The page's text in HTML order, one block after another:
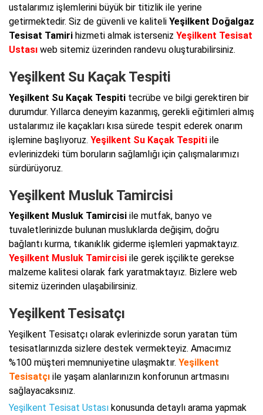
ustalarımız işlemlerini büyük bir titizlik ile yerine
getirmektedir. Siz de güvenli ve kaliteli Yeşilkent Doğalgaz
Tesisat Tamiri hizmeti almak isterseniz Yeşilkent Tesisat
Ustası web sitemiz üzerinden randevu oluşturabilirsiniz.
Yeşilkent Su Kaçak Tespiti
Yeşilkent Su Kaçak Tespiti tecrübe ve bilgi gerektiren bir
durumdur. Yıllarca deneyim kazanmış, gerekli eğitimleri almış
ustalarımız ile kaçakları kısa sürede tespit ederek onarım
işlemine başlıyoruz. Yeşilkent Su Kaçak Tespiti ile
evlerinizdeki tüm boruların sağlamlığı için çalışmalarımızı
sürdürüyoruz.
Yeşilkent Musluk Tamircisi
Yeşilkent Musluk Tamircisi ile mutfak, banyo ve
tuvaletlerinizde bulunan musluklarda değişim, doğru
bağlantı kurma, tıkanıklık giderme işlemleri yapmaktayız.
Yeşilkent Musluk Tamircisi ile gerek işçilikte gerekse
malzeme kalitesi olarak fark yaratmaktayız. Bizlere web
sitemiz üzerinden ulaşabilirsiniz.
Yeşilkent Tesisatçı
Yeşilkent Tesisatçı olarak evlerinizde sorun yaratan tüm
tesisatlarınızda sizlere destek vermekteyiz. Amacımız
%100 müşteri memnuniyetine ulaşmaktır. Yeşilkent
Tesisatçı ile yaşam alanlarınızın konforunun artmasını
sağlayacaksınız.
Yeşilkent Tesisat Ustası konusunda detaylı arama yapmak